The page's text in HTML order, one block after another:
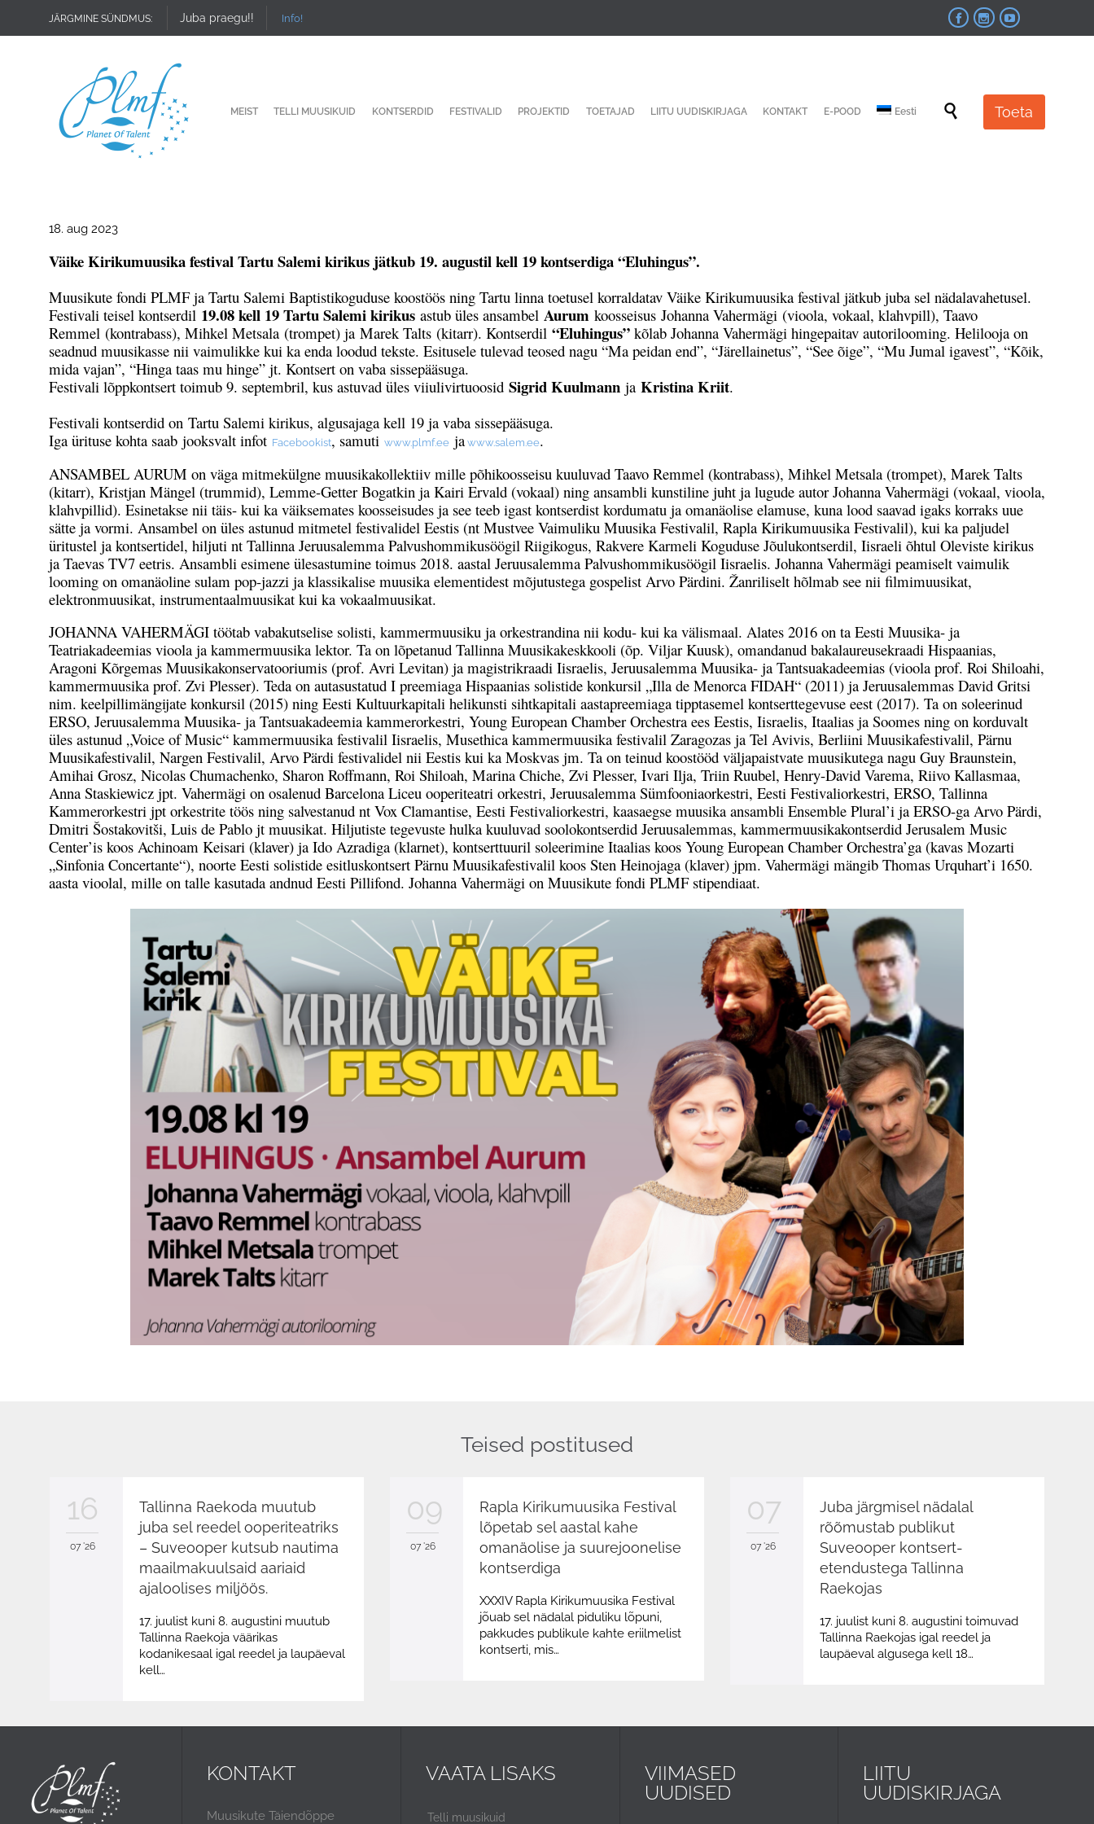
JÄRGMINE SÜNDMUS: Juba praegu!! Info!   
Skip
MEIST TELLI MUUSIKUID KONTSERDID FESTIVALID PROJEKTID TOETAJAD LIITU UUDISKIRJAGA KONTAKT E-POOD Eesti  Toeta
18. aug 2023
Väike Kirikumuusika festival Tartu Salemi kirikus jätkub 19. augustil kell 19 kontserdiga “Eluhingus”.
Muusikute fondi PLMF ja Tartu Salemi Baptistikoguduse koostöös ning Tartu linna toetusel korraldatav Väike Kirikumuusika festival jätkub juba sel nädalavahetusel.
Festivali teisel kontserdil 19.08 kell 19 Tartu Salemi kirikus astub üles ansambel Aurum koosseisus Johanna Vahermägi (vioola, vokaal, klahvpill), Taavo
Remmel (kontrabass), Mihkel Metsala (trompet) ja Marek Talts (kitarr). Kontserdil “Eluhingus” kõlab Johanna Vahermägi hingepaitav autorilooming. Helilooja on
seadnud muusikasse nii vaimulikke kui ka enda loodud tekste. Esitusele tulevad teosed nagu “Ma peidan end”, “Järellainetus”, “See õige”, “Mu Jumal igavest”, “Kõik,
mida vajan”, “Hinga taas mu hinge” jt. Kontsert on vaba sissepääsuga.
Festivali lõppkontsert toimub 9. septembril, kus astuvad üles viiulivirtuoosid Sigrid Kuulmann ja Kristina Kriit.
Festivali kontserdid on Tartu Salemi kirikus, algusajaga kell 19 ja vaba sissepääsuga.
Iga ürituse kohta saab jooksvalt infot Facebookist, samuti www.plmf.ee ja www.salem.ee.
ANSAMBEL AURUM on väga mitmekülgne muusikakollektiiv mille põhikoosseisu kuuluvad Taavo Remmel (kontrabass), Mihkel Metsala (trompet), Marek Talts
(kitarr), Kristjan Mängel (trummid), Lemme-Getter Bogatkin ja Kairi Ervald (vokaal) ning ansambli kunstiline juht ja lugude autor Johanna Vahermägi (vokaal, vioola,
klahvpillid). Esinetakse nii täis- kui ka väiksemates koosseisudes ja see teeb igast kontserdist kordumatu ja omanäolise elamuse, kuna lood saavad igaks korraks uue
sätte ja vormi. Ansambel on üles astunud mitmetel festivalidel Eestis (nt Mustvee Vaimuliku Muusika Festivalil, Rapla Kirikumuusika Festivalil), kui ka paljudel
üritustel ja kontsertidel, hiljuti nt Tallinna Jeruusalemma Palvushommikusöögil Riigikogus, Rakvere Karmeli Koguduse Jõulukontserdil, Iisraeli õhtul Oleviste kirikus
ja Taevas TV7 eetris. Ansambli esimene ülesastumine toimus 2018. aastal Jeruusalemma Palvushommikusöögil Iisraelis. Johanna Vahermägi peamiselt vaimulik
looming on omanäoline sulam pop-jazzi ja klassikalise muusika elementidest mõjutustega gospelist Arvo Pärdini. Žanriliselt hõlmab see nii filmimuusikat,
elektronmuusikat, instrumentaalmuusikat kui ka vokaalmuusikat.
JOHANNA VAHERMÄGI töötab vabakutselise solisti, kammermuusiku ja orkestrandina nii kodu- kui ka välismaal. Alates 2016 on ta Eesti Muusika- ja
Teatriakadeemias vioola ja kammermuusika lektor. Ta on lõpetanud Tallinna Muusikakeskkooli (õp. Viljar Kuusk), omandanud bakalaureusekraadi Hispaanias,
Aragoni Kõrgemas Muusikakonservatooriumis (prof. Avri Levitan) ja magistrikraadi Iisraelis, Jeruusalemma Muusika- ja Tantsuakadeemias (vioola prof. Roi Shiloahi,
kammermuusika prof. Zvi Plesser). Teda on autasustatud I preemiaga Hispaanias solistide konkursil „Illa de Menorca FIDAH“ (2011) ja Jeruusalemmas David Gritsi
nim. keelpillimängijate konkursil (2015) ning Eesti Kultuurkapitali helikunsti sihtkapitali aastapreemiaga tipptasemel kontserttegevuse eest (2017). Ta on soleerinud
ERSO, Jeruusalemma Muusika- ja Tantsuakadeemia kammerorkestri, Young European Chamber Orchestra ees Eestis, Iisraelis, Itaalias ja Soomes ning on korduvalt
üles astunud „Voice of Music“ kammermuusika festivalil Iisraelis, Musethica kammermuusika festivalil Zaragozas ja Tel Avivis, Berliini Muusikafestivalil, Pärnu
Muusikafestivalil, Nargen Festivalil, Arvo Pärdi festivalidel nii Eestis kui ka Moskvas jm. Ta on teinud koostööd väljapaistvate muusikutega nagu Guy Braunstein,
Amihai Grosz, Nicolas Chumachenko, Sharon Roffmann, Roi Shiloah, Marina Chiche, Zvi Plesser, Ivari Ilja, Triin Ruubel, Henry-David Varema, Riivo Kallasmaa,
Anna Staskiewicz jpt. Vahermägi on osalenud Barcelona Liceu ooperiteatri orkestri, Jeruusalemma Sümfooniaorkestri, Eesti Festivaliorkestri, ERSO, Tallinna
Kammerorkestri jpt orkestrite töös ning salvestanud nt Vox Clamantise, Eesti Festivaliorkestri, kaasaegse muusika ansambli Ensemble Plural’i ja ERSO-ga Arvo Pärdi,
Dmitri Šostakovitši, Luis de Pablo jt muusikat. Hiljutiste tegevuste hulka kuuluvad soolokontserdid Jeruusalemmas, kammermuusikakontserdid Jerusalem Music
Center’is koos Achinoam Keisari (klaver) ja Ido Azradiga (klarnet), kontserttuuril soleerimine Itaalias koos Young European Chamber Orchestra’ga (kavas Mozarti
„Sinfonia Concertante“), noorte Eesti solistide esitluskontsert Pärnu Muusikafestivalil koos Sten Heinojaga (klaver) jpm. Vahermägi mängib Thomas Urquhart’i 1650.
aasta vioolal, mille on talle kasutada andnud Eesti Pillifond. Johanna Vahermägi on Muusikute fondi PLMF stipendiaat.
Teised postitused
16
07 '26
Tallinna Raekoda muutub
juba sel reedel ooperiteatriks
– Suveooper kutsub nautima
maailmakuulsaid aariaid
ajaloolises miljöös.
17. juulist kuni 8. augustini muutub
Tallinna Raekoja väärikas
kodanikesaal igal reedel ja laupäeval
kell…
09
07 '26
Rapla Kirikumuusika Festival
lõpetab sel aastal kahe
omanäolise ja suurejoonelise
kontserdiga
XXXIV Rapla Kirikumuusika Festival
jõuab sel nädalal piduliku lõpuni,
pakkudes publikule kahte eriilmelist
kontserti, mis…
07
07 '26
Juba järgmisel nädalal
rõõmustab publikut
Suveooper kontsert-
etendustega Tallinna
Raekojas
17. juulist kuni 8. augustini toimuvad
Tallinna Raekojas igal reedel ja
laupäeval algusega kell 18…
KONTAKT
Muusikute Täiendõppe
VAATA LISAKS
Telli muusikuid
VIIMASED
UUDISED
LIITU
UUDISKIRJAGA